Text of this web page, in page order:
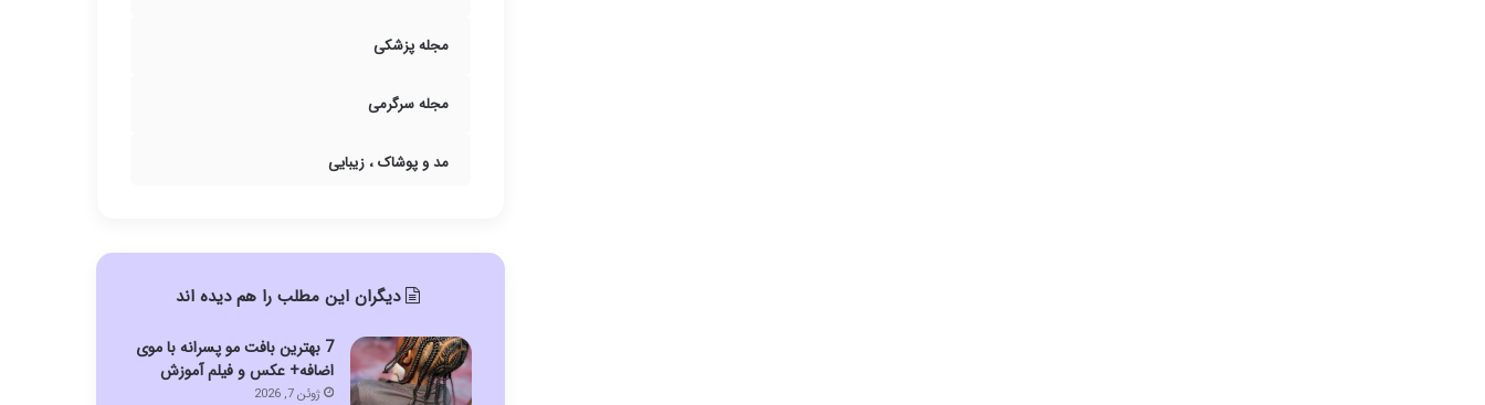
مجله پزشکی
مجله سرگرمی
مد و پوشاک ، زیبایی
دیگران این مطلب را هم دیده اند
7 بهترین بافت مو پسرانه با موی
اضافه+ عکس و فیلم آموزش
ژوئن 7, 2026